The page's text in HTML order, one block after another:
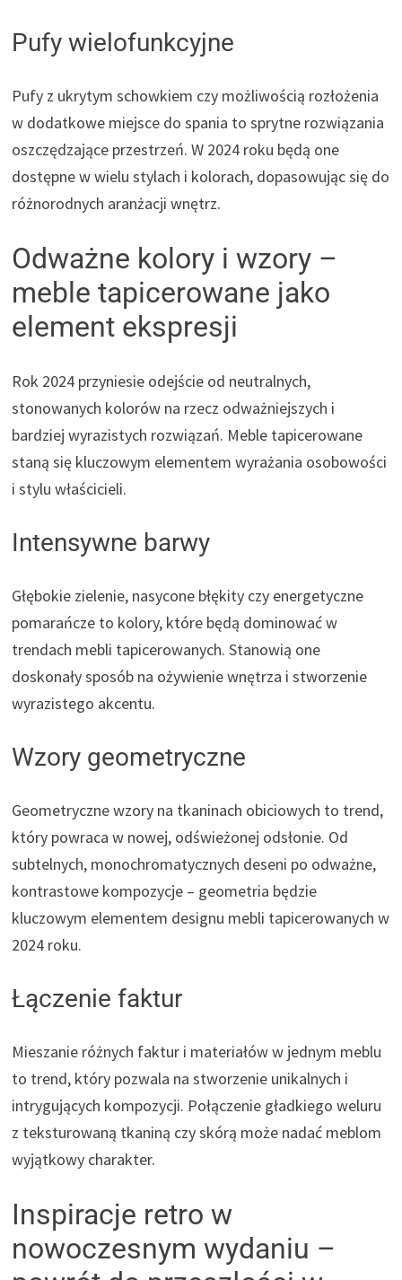
Pufy wielofunkcyjne
Pufy z ukrytym schowkiem czy możliwością rozłożenia
w dodatkowe miejsce do spania to sprytne rozwiązania
oszczędzające przestrzeń. W 2024 roku będą one
dostępne w wielu stylach i kolorach, dopasowując się do
różnorodnych aranżacji wnętrz.
Odważne kolory i wzory –
meble tapicerowane jako
element ekspresji
Rok 2024 przyniesie odejście od neutralnych,
stonowanych kolorów na rzecz odważniejszych i
bardziej wyrazistych rozwiązań. Meble tapicerowane
staną się kluczowym elementem wyrażania osobowości
i stylu właścicieli.
Intensywne barwy
Głębokie zielenie, nasycone błękity czy energetyczne
pomarańcze to kolory, które będą dominować w
trendach mebli tapicerowanych. Stanowią one
doskonały sposób na ożywienie wnętrza i stworzenie
wyrazistego akcentu.
Wzory geometryczne
Geometryczne wzory na tkaninach obiciowych to trend,
który powraca w nowej, odświeżonej odsłonie. Od
subtelnych, monochromatycznych deseni po odważne,
kontrastowe kompozycje – geometria będzie
kluczowym elementem designu mebli tapicerowanych w
2024 roku.
Łączenie faktur
Mieszanie różnych faktur i materiałów w jednym meblu
to trend, który pozwala na stworzenie unikalnych i
intrygujących kompozycji. Połączenie gładkiego weluru
z teksturowaną tkaniną czy skórą może nadać meblom
wyjątkowy charakter.
Inspiracje retro w
nowoczesnym wydaniu –